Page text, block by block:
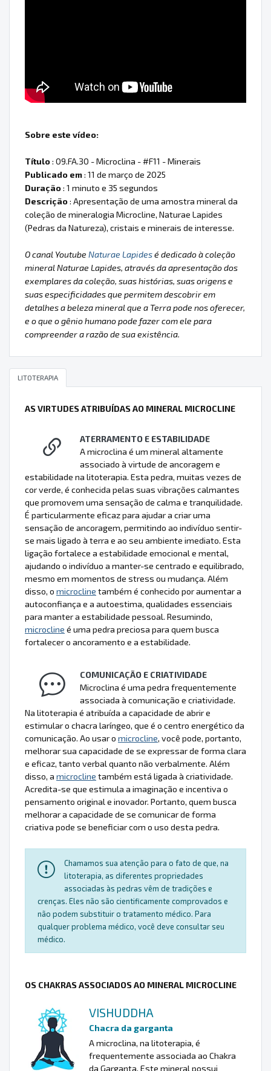
Sobre este vídeo:
Título: 09.FA.30 - Microclina - #F11 - Minerais
Publicado em: 11 de março de 2025
Duração: 1 minuto e 35 segundos
Descrição: Apresentação de uma amostra mineral da
coleção de mineralogia Microcline, Naturae Lapides
(Pedras da Natureza), cristais e minerais de interesse.
O canal Youtube Naturae Lapidesé dedicado à coleção
mineral Naturae Lapides, através da apresentação dos
exemplares da coleção, suas histórias, suas origens e
suas especificidades que permitem descobrir em
detalhes a beleza mineral que a Terra pode nos oferecer,
e o que o gênio humano pode fazer com ele para
compreender a razão de sua existência.
LITOTERAPIA
AS VIRTUDES ATRIBUÍDAS AO MINERAL MICROCLINE
ATERRAMENTO E ESTABILIDADE
A microclina é um mineral altamente
associado à virtude de ancoragem e
estabilidade na litoterapia. Esta pedra, muitas vezes de
cor verde, é conhecida pelas suas vibrações calmantes
que promovem uma sensação de calma e tranquilidade.
É particularmente eficaz para ajudar a criar uma
sensação de ancoragem, permitindo ao indivíduo sentir-
se mais ligado à terra e ao seu ambiente imediato. Esta
ligação fortalece a estabilidade emocional e mental,
ajudando o indivíduo a manter-se centrado e equilibrado,
mesmo em momentos de stress ou mudança. Além
disso, o microcline também é conhecido por aumentar a
autoconfiança e a autoestima, qualidades essenciais
para manter a estabilidade pessoal. Resumindo,
microcline é uma pedra preciosa para quem busca
fortalecer o ancoramento e a estabilidade.
COMUNICAÇÃO E CRIATIVIDADE
Microclina é uma pedra frequentemente
associada à comunicação e criatividade.
Na litoterapia é atribuída a capacidade de abrir e
estimular o chacra laríngeo, que é o centro energético da
comunicação. Ao usar o microcline, você pode, portanto,
melhorar sua capacidade de se expressar de forma clara
e eficaz, tanto verbal quanto não verbalmente. Além
disso, a microcline também está ligada à criatividade.
Acredita-se que estimula a imaginação e incentiva o
pensamento original e inovador. Portanto, quem busca
melhorar a capacidade de se comunicar de forma
criativa pode se beneficiar com o uso desta pedra.
Chamamos sua atenção para o fato de que, na
litoterapia, as diferentes propriedades
associadas às pedras vêm de tradições e
crenças. Eles não são cientificamente comprovados e
não podem substituir o tratamento médico. Para
qualquer problema médico, você deve consultar seu
médico.
OS CHAKRAS ASSOCIADOS AO MINERAL MICROCLINE
VISHUDDHA
Chacra da garganta
A microclina, na litoterapia, é
frequentemente associada ao Chakra
da Garganta. Este mineral possui